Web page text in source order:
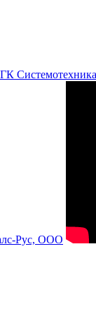
Системотехника
Рус, ООО